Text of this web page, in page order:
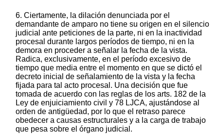
6. Ciertamente, la dilación denunciada por el
demandante de amparo no tiene su origen en el silencio
judicial ante peticiones de la parte, ni en la inactividad
procesal durante largos períodos de tiempo, ni en la
demora en proceder a señalar la fecha de la vista.
Radica, exclusivamente, en el período excesivo de
tiempo que media entre el momento en que se dictó el
decreto inicial de señalamiento de la vista y la fecha
fijada para tal acto procesal. Una decisión que fue
tomada de acuerdo con las reglas de los arts. 182 de la
Ley de enjuiciamiento civil y 78 LJCA, ajustándose al
orden de antigüedad, por lo que el retraso parece
obedecer a causas estructurales y a la carga de trabajo
que pesa sobre el órgano judicial.